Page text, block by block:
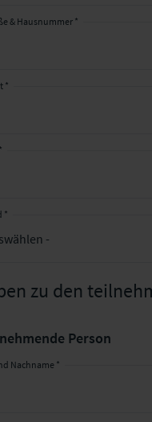
& Hausnummer *
*
*
zu den
Person
Nachname *